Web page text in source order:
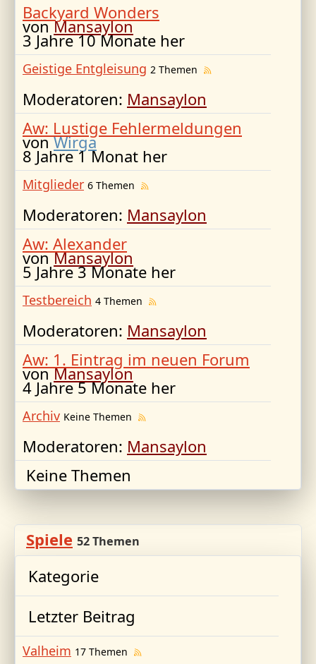
Backyard Wonders
vonMansaylon
3 Jahre 10 Monate her
Geistige Entgleisung 2 Themen
Moderatoren: Mansaylon
Aw: Lustige Fehlermeldungen
vonWirga
8 Jahre 1 Monat her
Mitglieder 6 Themen
Moderatoren: Mansaylon
Aw: Alexander
vonMansaylon
5 Jahre 3 Monate her
Testbereich 4 Themen
Moderatoren: Mansaylon
Aw: 1. Eintrag im neuen Forum
vonMansaylon
4 Jahre 5 Monate her
Archiv Keine Themen
Moderatoren: Mansaylon
Keine Themen
Spiele 52 Themen
Kategorie
Letzter Beitrag
Valheim 17 Themen